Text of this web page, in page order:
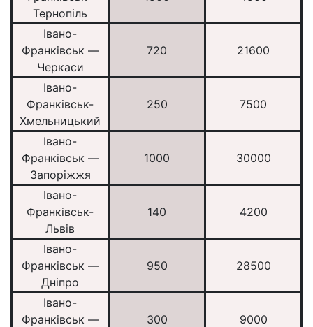
Тернопіль
Івано-
Франківськ —
Черкаси
720 21600
Івано-
Франківськ-
Хмельницький
250 7500
Івано-
Франківськ —
Запоріжжя
1000 30000
Івано-
Франківськ-
Львів
140 4200
Івано-
Франківськ —
Дніпро
950 28500
Івано-
Франківськ —
300 9000